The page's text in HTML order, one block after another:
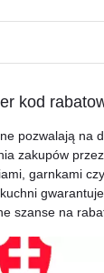
kod
pozwalają na
zakupów
garnkami czy
szanse na